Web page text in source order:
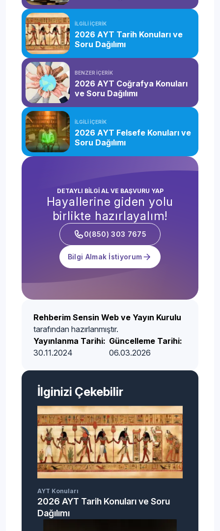
İLGİLİ İÇERİK
2026 AYT Tarih Konuları ve
Soru Dağılımı
BENZER İÇERİK
2026 AYT Coğrafya Konuları
ve Soru Dağılımı
İLGİLİ İÇERİK
2026 AYT Felsefe Konuları ve
Soru Dağılımı
DETAYLI BİLGİ AL VE BAŞVURU YAP
Hayallerine giden yolu
birlikte hazırlayalım!
0(850) 303 7675
Bilgi Almak İstiyorum
Rehberim Sensin Web ve Yayın Kurulu
tarafından hazırlanmıştır.
Yayınlanma Tarihi:
30.11.2024
Güncelleme Tarihi:
06.03.2026
İlginizi Çekebilir
AYT Konuları
2026 AYT Tarih Konuları ve Soru
Dağılımı